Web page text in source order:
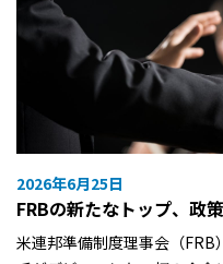
2026年6月25日
FRBの新たなトップ、政
米連邦準備制度理事会（FRB